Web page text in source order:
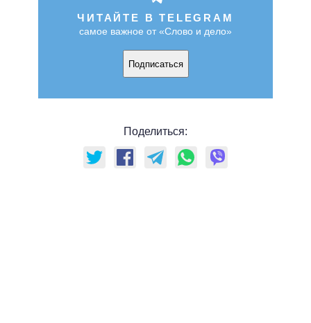
ЧИТАЙТЕ В TELEGRAM
самое важное от «Слово и дело»
Подписаться
Поделиться: